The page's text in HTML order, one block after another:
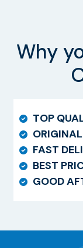
Why
TOP
FAST
BEST
GOOD